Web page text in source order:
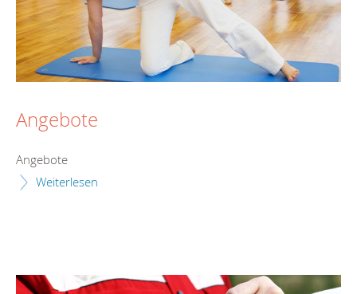
Angebote
Angebote
Weiterlesen